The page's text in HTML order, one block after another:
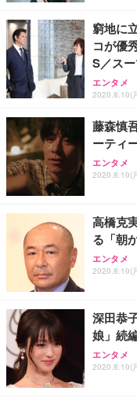
窮地に
コが優
S／スー
エンタメ
2020.8.10(
藤森慎
ーティ
エンタメ
2020.8.10(
高橋克
る「朝
エンタメ
2020.8.10(
深田恭
娘」続
エンタメ
2020.8.10(